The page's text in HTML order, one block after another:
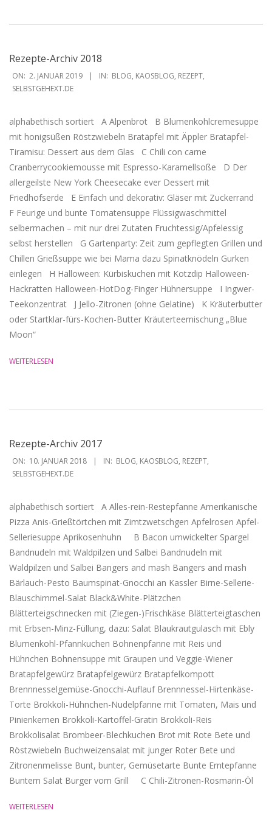
Rezepte-Archiv 2018
2019-
01-
ON: 2. JANUAR 2019 IN: BLOG, KAOSBLOG, REZEPT,
SELBSTGEHEXT.DE
alphabethisch sortiert A Alpenbrot B Blumenkohlcremesuppe
mit honigsüßen Röstzwiebeln Bratäpfel mit Äppler Bratapfel-
Tiramisu: Dessert aus dem Glas C Chili con carne
Cranberrycookiemousse mit Espresso-Karamellsoße D Der
allergeilste New York Cheesecake ever Dessert mit
Friedhofserde E Einfach und dekorativ: Gläser mit Zuckerrand
F Feurige und bunte Tomatensuppe Flüssigwaschmittel
selbermachen – mit nur drei Zutaten Fruchtessig/Apfelessig
selbst herstellen G Gartenparty: Zeit zum gepflegten Grillen und
Chillen Grießsuppe wie bei Mama dazu Spinatknödeln Gurken
einlegen H Halloween: Kürbiskuchen mit Kotzdip Halloween-
Hackratten Halloween-HotDog-Finger Hühnersuppe I Ingwer-
Teekonzentrat J Jello-Zitronen (ohne Gelatine) K Kräuterbutter
oder Startklar-fürs-Kochen-Butter Kräuterteemischung „Blue
Moon“
WEITERLESEN
Rezepte-Archiv 2017
2018-
01-
ON: 10. JANUAR 2018 IN: BLOG, KAOSBLOG, REZEPT,
SELBSTGEHEXT.DE
alphabethisch sortiert A Alles-rein-Restepfanne Amerikanische
Pizza Anis-Grießtörtchen mit Zimtzwetschgen Apfelrosen Apfel-
Selleriesuppe Aprikosenhuhn B Bacon umwickelter Spargel
Bandnudeln mit Waldpilzen und Salbei Bandnudeln mit
Waldpilzen und Salbei Bangers and mash Bangers and mash
Bärlauch-Pesto Baumspinat-Gnocchi an Kassler Birne-Sellerie-
Blauschimmel-Salat Black&White-Plätzchen
Blätterteigschnecken mit (Ziegen-)Frischkäse Blätterteigtaschen
mit Erbsen-Minz-Füllung, dazu: Salat Blaukrautgulasch mit Ebly
Blumenkohl-Pfannkuchen Bohnenpfanne mit Reis und
Hühnchen Bohnensuppe mit Graupen und Veggie-Wiener
Bratapfelgewürz Bratapfelgewürz Bratapfelkompott
Brennnesselgemüse-Gnocchi-Auflauf Brennnessel-Hirtenkäse-
Torte Brokkoli-Hühnchen-Nudelpfanne mit Tomaten, Mais und
Pinienkernen Brokkoli-Kartoffel-Gratin Brokkoli-Reis
Brokkolisalat Brombeer-Blechkuchen Brot mit Rote Bete und
Röstzwiebeln Buchweizensalat mit junger Roter Bete und
Zitronenmelisse Bunt, bunter, Gemüsetarte Bunte Erntepfanne
Buntem Salat Burger vom Grill C Chili-Zitronen-Rosmarin-Öl
WEITERLESEN